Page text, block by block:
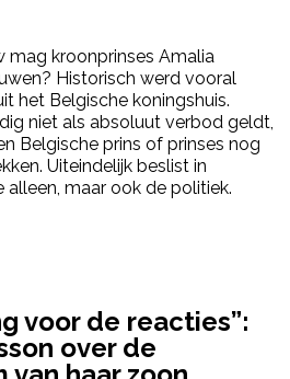
mag kroonprinses Amalia
Historisch werd vooral
het Belgische koningshuis.
niet als absoluut verbod geldt,
Belgische prins of prinses nog
Uiteindelijk beslist in
alleen, maar ook de politiek.
voor de reacties”:
over de